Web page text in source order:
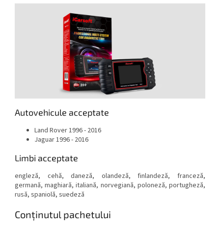
Autovehicule acceptate
Land Rover 1996 - 2016
Jaguar 1996 - 2016
Limbi acceptate
engleză, cehă, daneză, olandeză, finlandeză, franceză,
germană, maghiară, italiană, norvegiană, poloneză, portugheză,
rusă, spaniolă, suedeză
Conținutul pachetului